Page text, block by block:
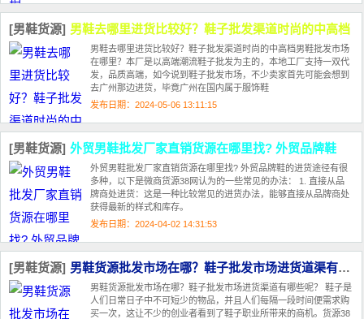
[男鞋货源] 男鞋去哪里进货比较好？鞋子批发渠道时尚的中高档
男鞋去哪里进货比较好？鞋子批发渠道时尚的中高档男鞋批发市场
在哪里？本厂是以高端潮流鞋子批发为主的，本地工厂支持一双代
发，品质高端，如今说到鞋子批发市场，不少卖家首先可能会想到
去广州那边进货，毕竟广州在国内属于服饰鞋
发布日期：2024-05-06 13:11:15
[男鞋货源] 外贸男鞋批发厂家直销货源在哪里找? 外贸品牌鞋
外贸男鞋批发厂家直销货源在哪里找? 外贸品牌鞋的进货途径有很
多种，以下是微商货源38网认为的一些常见的办法： 1. 直接从品
牌商处进货：这是一种比较常见的进货办法，能够直接从品牌商处
获得最新的样式和库存。
发布日期：2024-04-02 14:31:53
[男鞋货源] 男鞋货源批发市场在哪？鞋子批发市场进货道渠有哪些呢？
男鞋货源批发市场在哪？鞋子批发市场进货渠道有哪些呢？ 鞋子是
人们日常日子中不可短少的物品，并且人们每隔一段时间便需求购
买一次，这让不少的创业者看到了鞋子职业所带来的商机。货源38